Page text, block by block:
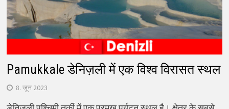
Pamukkale डेनिज़ली में एक विश्व विरासत स्थल
8. जून 2023